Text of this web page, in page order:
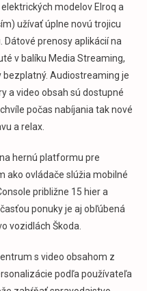
modelov Elroq a
užívať úplne novú trojicu
prenosy aplikácií na
v balíku Media Streaming,
bezplatný. Audiostreaming je
a video obsah sú dostupné
počas nabíjania tak nové
a relax.
hernú platformu pre
ako ovládače slúžia mobilné
približne 15 hier a
ponuky je aj obľúbená
vozidlách Škoda.
s video obsahom z
podľa používateľa